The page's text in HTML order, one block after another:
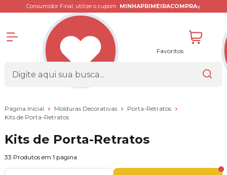
Consumidor Final, utilize o cupom MINHAPRIMEIRACOMPRAx
Favoritos
Página Inicial Molduras Decorativas
Porta-Retratos
Kits de Porta-Retratos
Kits de Porta-Retratos
33 Produtos em 1 página